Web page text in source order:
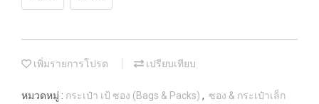
เพิ่มรายการโปรด เปรียบเทียบ
หมวดหมู่ : กระเป๋า เป้ ซอง (Bags & Packs) , ซอง & กระเป๋าเล็ก